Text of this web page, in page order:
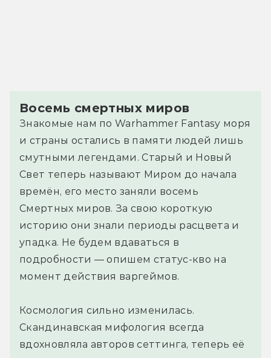
Восемь смертных миров
Знакомые нам по Warhammer Fantasy моря
и страны остались в памяти людей лишь
смутными легендами. Старый и Новый
Свет теперь называют Миром до начала
времён, его место заняли восемь
Смертных миров. За свою короткую
историю они знали периоды расцвета и
упадка. Не будем вдаваться в
подробности — опишем статус-кво на
момент действия варгеймов.
Космология сильно изменилась.
Скандинавская мифология всегда
вдохновляла авторов сеттинга, теперь её